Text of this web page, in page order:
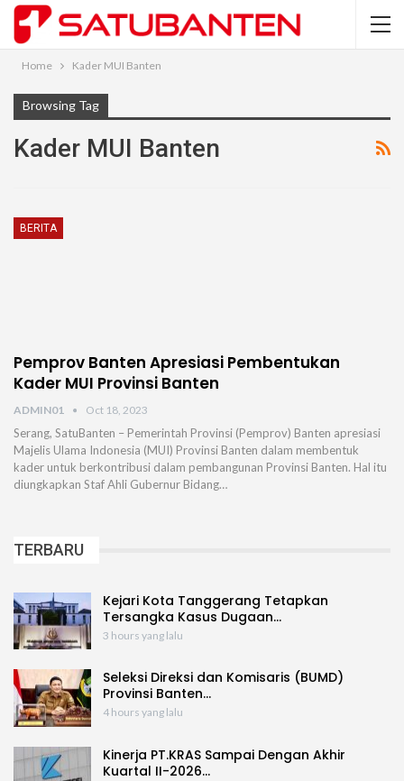
Home Kader MUI Banten
Browsing Tag
Kader MUI Banten
BERITA
Pemprov Banten Apresiasi Pembentukan
Kader MUI Provinsi Banten
ADMIN01 Oct 18, 2023
Serang, SatuBanten – Pemerintah Provinsi (Pemprov) Banten apresiasi
Majelis Ulama Indonesia (MUI) Provinsi Banten dalam membentuk
kader untuk berkontribusi dalam pembangunan Provinsi Banten. Hal itu
diungkapkan Staf Ahli Gubernur Bidang…
TERBARU
Kejari Kota Tanggerang Tetapkan
Tersangka Kasus Dugaan…
3 hours yang lalu
Seleksi Direksi dan Komisaris (BUMD)
Provinsi Banten…
4 hours yang lalu
Kinerja PT.KRAS Sampai Dengan Akhir
Kuartal II-2026…